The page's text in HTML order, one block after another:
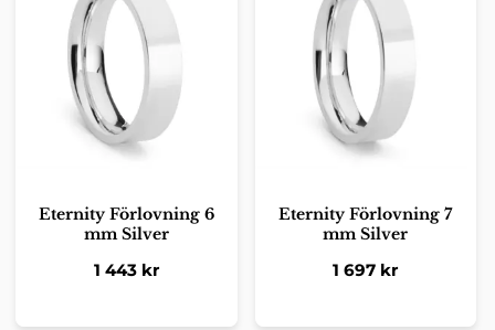
Eternity Förlovning 6
mm Silver
1 443kr
Eternity Förlovning 7
mm Silver
1 697 kr